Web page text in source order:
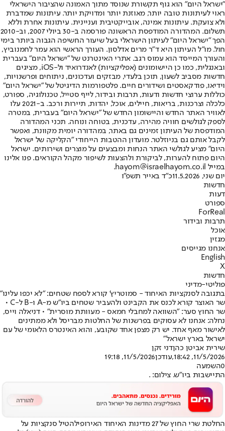
"ישראל היום" הוא גוף תקשורת שנוסד מתוך האמונה שהציבור הישראלי
ראוי לעיתונות טובה יותר, מאוזנת יותר ומדויקת יותר. עיתונות שמדברת
ולא צועקת. עיתונות אמינה, אובייקטיבית ועניינית. עיתונות אחרת וללא
תשלום. המהדורה המודפסת הראשונה פורסמה ב-30 ביולי 2007, וב-2010
הפך "ישראל היום" לעיתון הישראלי בעל שיעור החשיפה הגבוה ביותר בימי
חול. מו"ל העיתון היא ד"ר מרים אדלסון. העורך הראשי הוא עמר לחמנוביץ,
והעורך המייסד הוא עמוס רגב. אתרי האינטרנט של "ישראל היום" בעברית
ובאנגלית, כמו כן היישומונים (אפליקציות) לאנדרואיד ול-iOS, מציגים
חדשות מסביב לשעון, תוכן בלעדי, מבזקים ועדכונים, ניתוחים ופרשנויות,
וידיאו, פודקאסטים ושידורים חיים. פלטפורמות הדיגיטל של "ישראל היום"
כוללות ערוצי חדשות ודעות, תרבות ובידור, לייף סטייל, טכנולוגיה, ספורט,
כלכלה וצרכנות, בריאות, חיילים, אוכל, יהדות, תיירות ורכב. ב-2021 עלו
לאוויר האתר החדש והיישומון החדש של "ישראל היום" בעברית, במטרה
לספק לגולשים חוויה מהירה, עדכנית, בטוחה ונוחה. תכני המהדורה
המודפסת של העיתון זמינים גם באתר, במהדורה יומית מקוונת, ואפשר
לקבל אותם גם בניוזלטר. מועדון ההטבות הייחודי "הקליקה של ישראל
היום" מציע לגולשי האתר הנחות ומבצעים על מוצרים ושירותים. ישראל
היום פתוח להערות, לביקורת ולהצעות לשיפור מקהל הקוראים. פנו אלינו
במייל hayom@israelhayom.co.il.
יום שני, 11.5.2026
כ"ד באייר תשפ"ו
חדשות
דעות
ספורט
ForReal
תרבות ובידור
אוכל
מגזין
אנחנו מגייסים
English
X
חדשות
פוליטי-מדיני
בתגובה לסנקציות האיחוד - סמוטריץ' קורא לספח שטחים: "לא יכפו עלינו"
שר האוצר קורא לכנס את הקבינט ולהעביר שטחים ביו"ש מ-A ו-B ל-C •
שר החוץ סער: "השוואה למחבלי חמאס - מעוותת מוסרית" • דניאלה וייס,
נחלה: אנחנו לא עסוקים בפרשנות של החלטות מבריסל ולא ממתינים
לאישור מאף אחד. יש רק מצפן אחד שקובע, והוא האינטרס הלאומי של עם
ישראל בארץ ישראל"
שירית אביטן כהןדני זקן
11/5/2026, 18:42
,עודכן11/5/2026, 19:18
0השמעה
התיישבות ביו"ש. צילום: .
החלטת שרי החוץ של 27 מדינות האיחוד האירופי
להטיל סנקציות על